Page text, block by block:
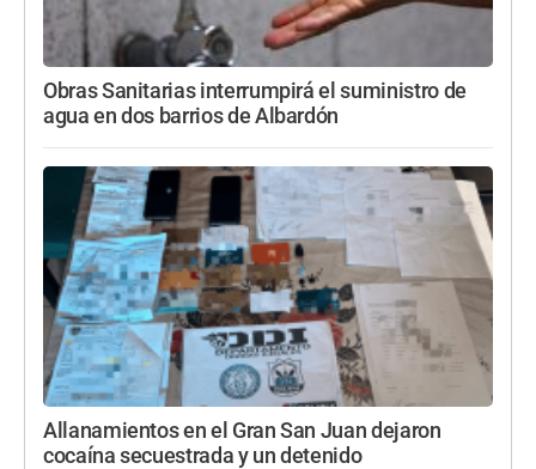
Obras Sanitarias interrumpirá el suministro de
agua en dos barrios de Albardón
Allanamientos en el Gran San Juan dejaron
cocaína secuestrada y un detenido